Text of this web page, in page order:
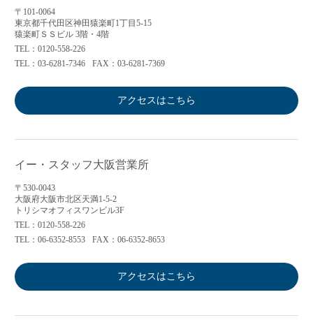
〒101-0064
東京都千代田区神田猿楽町1丁目5-15
猿楽町ＳＳビル 3階・4階
TEL：0120-558-226
TEL：03-6281-7346
FAX：03-6281-7369
アクセスはこちら
イー・スタッフ大阪営業所
〒530-0043
大阪府大阪市北区天満1-5-2
トリシマオフィスワンビル3F
TEL：0120-558-226
TEL：06-6352-8553
FAX：06-6352-8653
アクセスはこちら